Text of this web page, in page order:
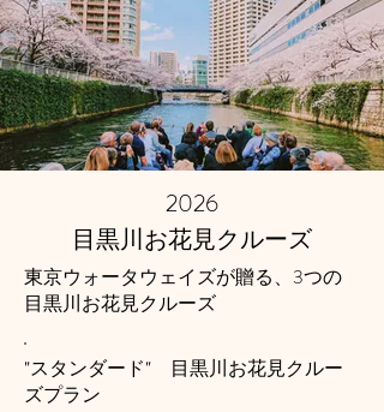
2026
目黒川お花見クルーズ
東京ウォータウェイズが贈る、 3つの
目黒川お花見クルーズ
"スタンダード" 目黒川お花見クルー
ズプラン